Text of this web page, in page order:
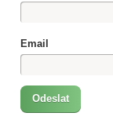
Email